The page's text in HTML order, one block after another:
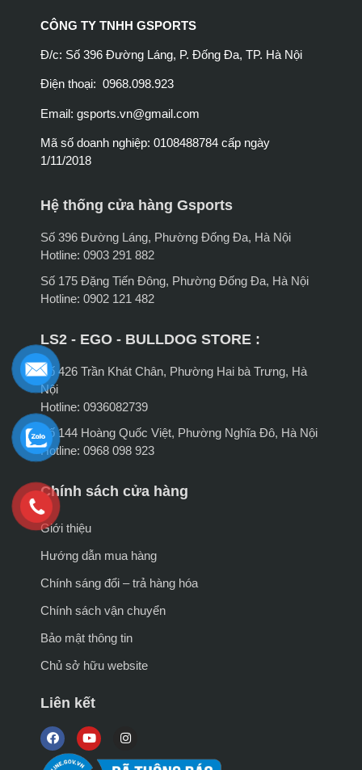
CÔNG TY TNHH GSPORTS
Đ/c: Số 396 Đường Láng, P. Đống Đa, TP. Hà Nội
Điện thoại: 0968.098.923
Email: gsports.vn@gmail.com
Mã số doanh nghiệp: 0108488784 cấp ngày
1/11/2018
Hệ thống cửa hàng Gsports
Số 396 Đường Láng, Phường Đống Đa, Hà Nội
Hotline: 0903 291 882
Số 175 Đặng Tiến Đông, Phường Đống Đa, Hà Nội
Hotline: 0902 121 482
LS2 - EGO - BULLDOG STORE :
Số 426 Trần Khát Chân, Phường Hai bà Trưng, Hà
Nội
Hotline: 0936082739
Số 144 Hoàng Quốc Việt, Phường Nghĩa Đô, Hà Nội
Hotline: 0968 098 923
Chính sách cửa hàng
Giới thiệu
Hướng dẫn mua hàng
Chính sáng đổi – trả hàng hóa
Chính sách vận chuyển
Bảo mật thông tin
Chủ sở hữu website
Liên kết